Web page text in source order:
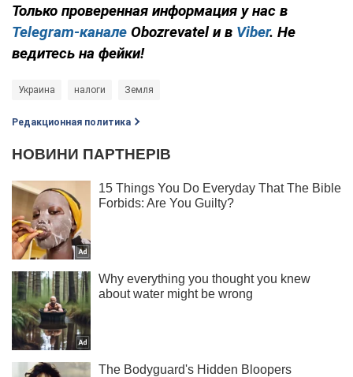
Только проверенная информация у нас в
Telegram-канале Obozrevatel и в Viber. Не
ведитесь на фейки!
Украина налоги Земля
Редакционная политика